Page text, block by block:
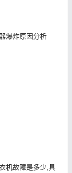
爆炸原因分析
机故障是多少,具